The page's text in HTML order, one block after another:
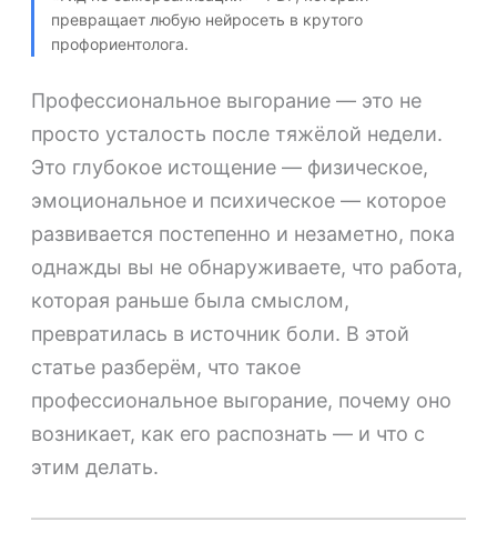
превращает любую нейросеть в крутого
профориентолога.
Профессиональное выгорание — это не
просто усталость после тяжёлой недели.
Это глубокое истощение — физическое,
эмоциональное и психическое — которое
развивается постепенно и незаметно, пока
однажды вы не обнаруживаете, что работа,
которая раньше была смыслом,
превратилась в источник боли. В этой
статье разберём, что такое
профессиональное выгорание, почему оно
возникает, как его распознать — и что с
этим делать.